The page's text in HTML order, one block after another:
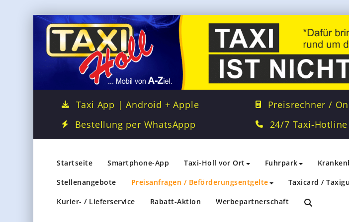
Taxi App | Android + Apple
Bestellung per WhatsAppp
Preisrechner /
24/7 Taxi-Hotline
Startseite Smartphone-App Taxi-Holl vor Ort Fuhrpark
Stellenangebote Preisanfragen / Beförderungsentgelte Taxicard /
Kurier- / Lieferservice Rabatt-Aktion Werbepartnerschaft